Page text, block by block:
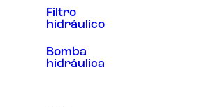
Filtro
hidráulico
Bomba
hidráulica